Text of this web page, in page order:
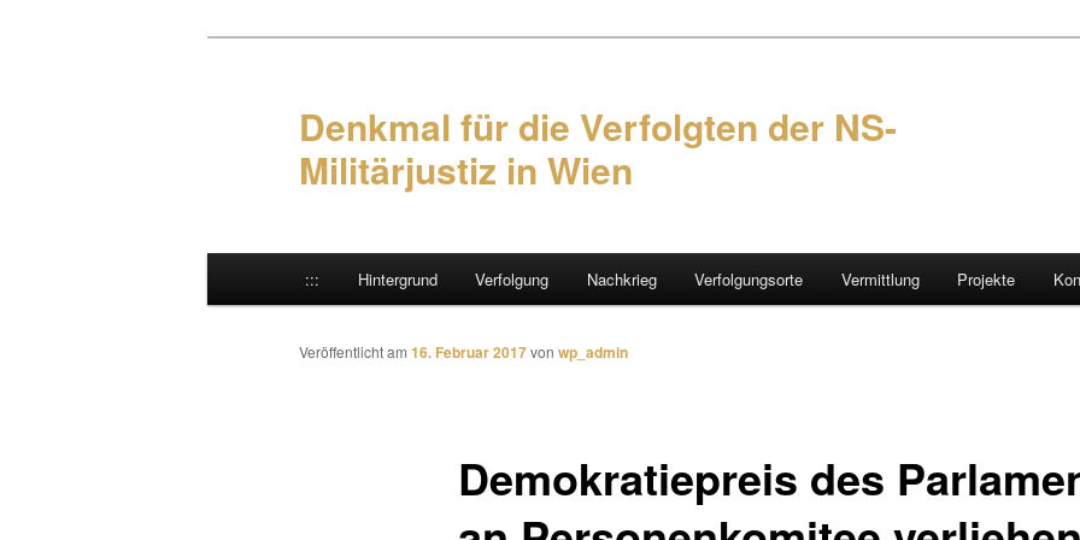
Denkmal für die Verfolgten der NS-
Militärjustiz in Wien
Zum Inhalt wechseln
Zum sekundären Inhalt wechseln
::: Hintergrund Verfolgung Nachkrieg Verfolgungsorte Vermittlung Projekte
Demokratiepreis des
Veröffentlicht am 16. Februar 2017von wp_admin